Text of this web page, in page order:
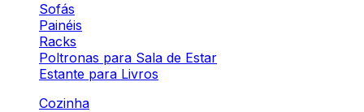
Sofás
Painéis
Racks
Poltronas para Sala de Estar
Estante para Livros
Cozinha